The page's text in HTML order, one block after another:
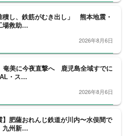
積し、鉄筋がむき出し」 熊本地震・
場救助…
2026年8月6日
美に今夜直撃へ 鹿児島全域すでに
・ス…
2026年8月6日
】肥薩おれんじ鉄道が川内〜水俣間で
九州新…